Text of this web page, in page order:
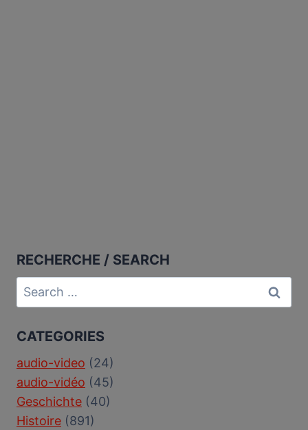
RECHERCHE / SEARCH
Search
for:
CATEGORIES
audio-video (24)
audio-vidéo (45)
Geschichte (40)
Histoire (891)